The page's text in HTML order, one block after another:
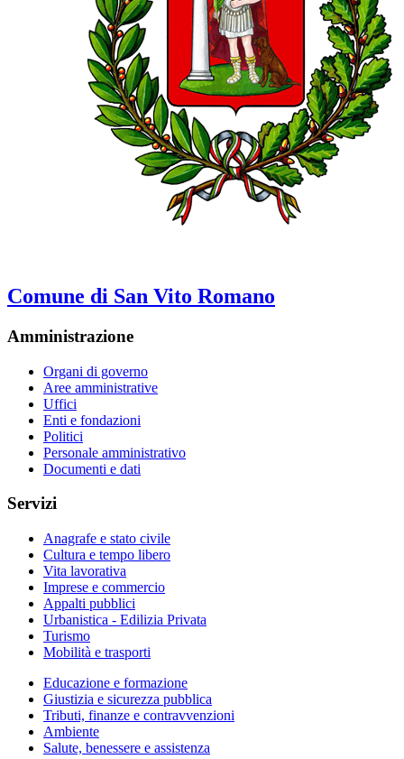
Comune di San Vito Romano
Amministrazione
Organi di governo
Aree amministrative
Uffici
Enti e fondazioni
Politici
Personale amministrativo
Documenti e dati
Servizi
Anagrafe e stato civile
Cultura e tempo libero
Vita lavorativa
Imprese e commercio
Appalti pubblici
Urbanistica - Edilizia Privata
Turismo
Mobilità e trasporti
Educazione e formazione
Giustizia e sicurezza pubblica
Tributi, finanze e contravvenzioni
Ambiente
Salute, benessere e assistenza